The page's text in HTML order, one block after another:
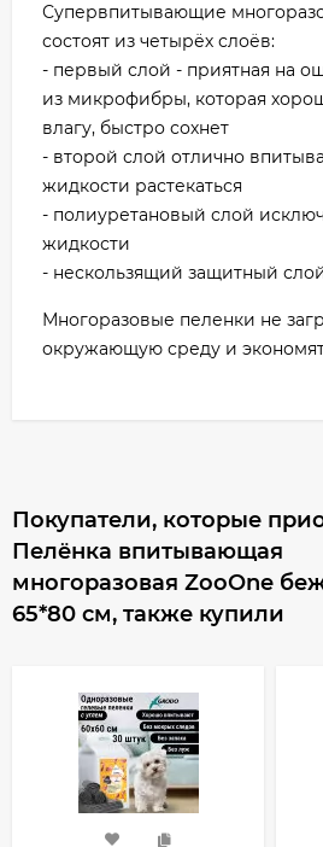
Супервпитывающие
состоят из четырёх слоёв:
- первый слой - приятная на
из микрофибры, которая
влагу, быстро сохнет
- второй слой отлично
жидкости растекаться
- полиуретановый слой
жидкости
- нескользящий защитный
Многоразовые пеленки не
окружающую среду и
Покупатели, которые
Пелёнка впитывающая
многоразовая ZooOne
65*80 см, также купили